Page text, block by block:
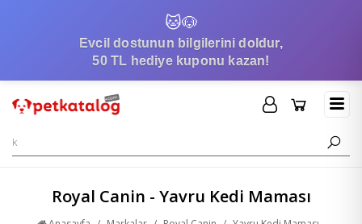
🐱🐶
Evcil dostunun bilgilerini doldur,
50 TL hediye kuponu kazan!
Royal Canin - Yavru Kedi Maması